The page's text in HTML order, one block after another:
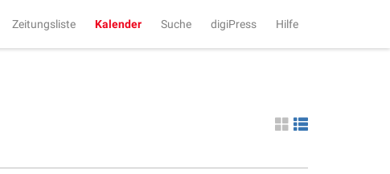
Zeitungsliste Kalender Suche digiPress Hilfe